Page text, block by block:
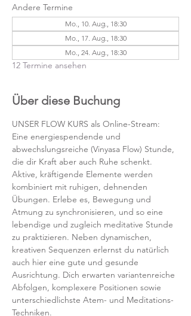
Andere Termine
Mo., 10. Aug., 18:30
Mo., 17. Aug., 18:30
Mo., 24. Aug., 18:30
12 Termine ansehen
Über diese Buchung
UNSER FLOW KURS als Online-Stream:
Eine energiespendende und
abwechslungsreiche (Vinyasa Flow) Stunde,
die dir Kraft aber auch Ruhe schenkt.
Aktive, kräftigende Elemente werden
kombiniert mit ruhigen, dehnenden
Übungen. Erlebe es, Bewegung und
Atmung zu synchronisieren, und so eine
lebendige und zugleich meditative Stunde
zu praktizieren. Neben dynamischen,
kreativen Sequenzen erlernst du natürlich
auch hier eine gute und gesunde
Ausrichtung. Dich erwarten variantenreiche
Abfolgen, komplexere Positionen sowie
unterschiedlichste Atem- und Meditations-
Techniken.